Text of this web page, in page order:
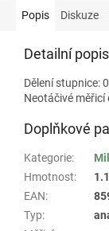
Popis Diskuze
Detailní
Dělení stupnice:
Neotáčivé měřicí
Doplňkové
Kategorie:
Hmotnost:
EAN:
Typ: